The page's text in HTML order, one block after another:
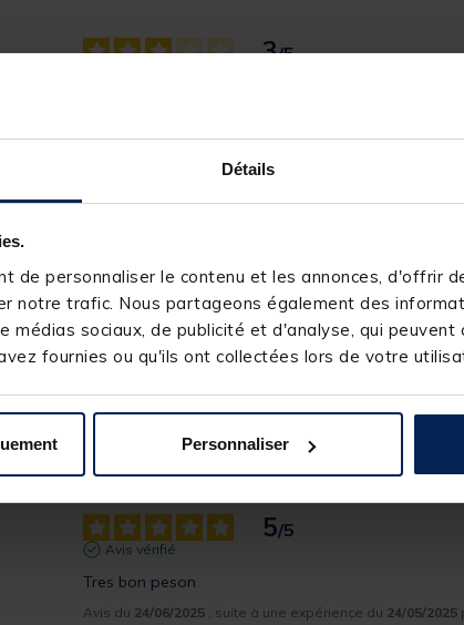
Détails
de personnaliser le contenu et les annonces, d'offrir
notre trafic. Nous partageons également des
médias sociaux, de publicité et d'analyse, qui peuvent
fournies ou qu'ils ont collectées lors de votre
Personnaliser
1
3/5
le peson ne fonctionne pas complètement. Il pèse
Bonjour,
Merci d'avoir pris le temps de partager votre
d'apprendre que le peson ne répond pas
concerne l'éclairage. Votre retour est
N'hésitez pas à nous contacter pour toute
Cordialement.
5/5
Avis vérifié
Tres bon peson
Avis du 24/06/2025 , suite à une expérience du 24/05/2025